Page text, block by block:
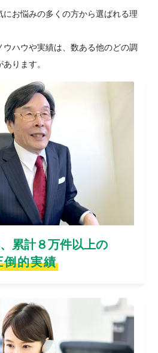
お悩みの多くの方から選ばれる理
ハウや実績は、数ある他のどの調
ります。
累計８万件以上の
倒的実績